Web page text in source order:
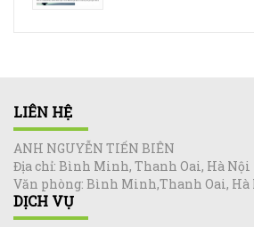
LIÊN HỆ
ANH NGUYỄN TIẾN BIÊN
Địa chỉ: Bình Minh, Thanh Oai, Hà Nội
Văn phòng: Bình Minh,Thanh Oai, Hà
DỊCH VỤ